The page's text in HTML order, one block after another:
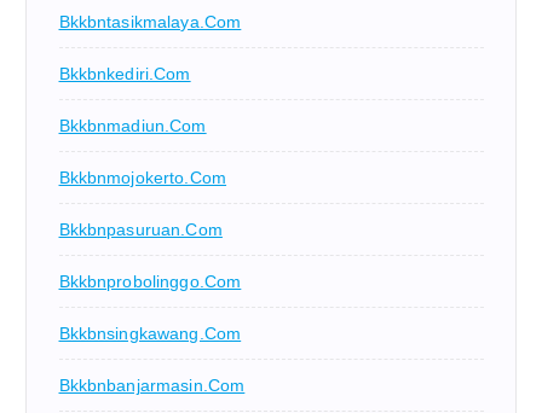
Bkkbntasikmalaya.com
Bkkbnkediri.com
Bkkbnmadiun.com
Bkkbnmojokerto.com
Bkkbnpasuruan.com
Bkkbnprobolinggo.com
Bkkbnsingkawang.com
Bkkbnbanjarmasin.com